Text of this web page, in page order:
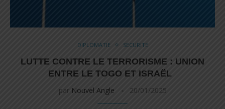
DIPLOMATIE SECURITE
LUTTE CONTRE LE TERRORISME : UNION
ENTRE LE TOGO ET ISRAËL
par Nouvel Angle 20/01/2025